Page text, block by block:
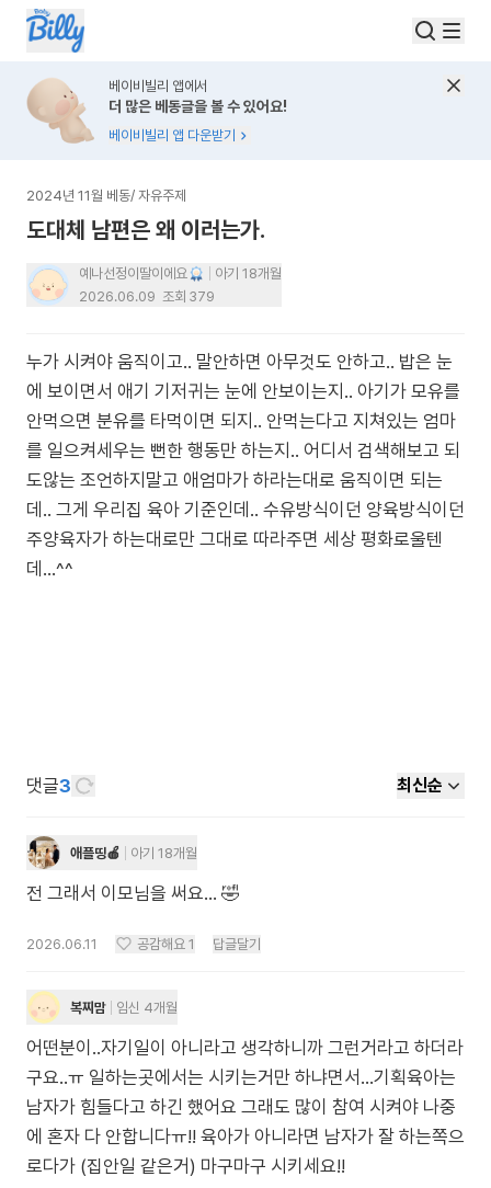
베이비빌리 앱에서
더 많은 베동글을 볼 수 있어요!
베이비빌리 앱 다운받기
2024년 11월 베동/ 자유주제
도대체 남편은 왜 이러는가.
예나선정이딸이에요
아기 18개월
2026.06.09 조회 379
누가 시켜야 움직이고.. 말안하면 아무것도 안하고.. 밥은 눈
에 보이면서 애기 기저귀는 눈에 안보이는지.. 아기가 모유를
안먹으면 분유를 타먹이면 되지.. 안먹는다고 지쳐있는 엄마
를 일으켜세우는 뻔한 행동만 하는지.. 어디서 검색해보고 되
도않는 조언하지말고 애엄마가 하라는대로 움직이면 되는
데.. 그게 우리집 육아 기준인데.. 수유방식이던 양육방식이던
주양육자가 하는대로만 그대로 따라주면 세상 평화로울텐
데...^^
댓글3 최신순
애플띵🍎 아기 18개월
전 그래서 이모님을 써요... 🤣
2026.06.11 공감해요 1 답글달기
복찌맘 임신 4개월
어떤분이..자기일이 아니라고 생각하니까 그런거라고 하더라
구요..ㅠ 일하는곳에서는 시키는거만 하냐면서...기획육아는
남자가 힘들다고 하긴 했어요 그래도 많이 참여 시켜야 나중
에 혼자 다 안합니다ㅠ!! 육아가 아니라면 남자가 잘 하는쪽으
로다가 (집안일 같은거) 마구마구 시키세요!!